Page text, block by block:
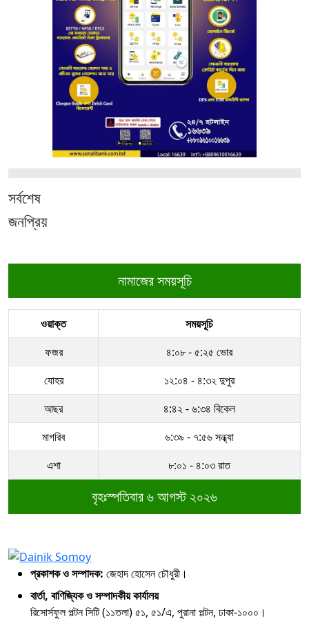
সর্বশেষ
জনপ্রিয়
নামাজের সময়সূচি
ওয়াক্ত
সময়সূচি
ফজর
৪:০৮ - ৫:২৫ ভোর
যোহর
১২:০৪ - ৪:৩২ দুপুর
আছর
৪:৪২ - ৬:৩৪ বিকেল
মাগরিব
৬:৩৯ - ৭:৫৬ সন্ধ্যা
এশা
৮:০১ - ৪:০৩ রাত
বৃহঃস্পতিবার ৬ আগস্ট ২০২৬
প্রকাশক ও সম্পাদক: জেহাদ হোসেন চৌধুরী।
বার্তা, বাণিজ্যিক ও সম্পাদকীয় কার্যালয়
রিসোর্সফুল পল্টন সিটি (১১তলা) ৫১, ৫১/এ, পুরানা পল্টন, ঢাকা-১০০০।